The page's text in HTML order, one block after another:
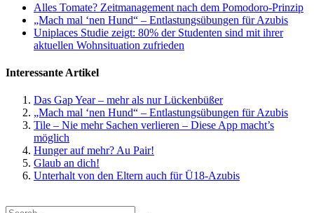
Alles Tomate? Zeitmanagement nach dem Pomodoro-Prinzip
„Mach mal ‘nen Hund“ – Entlastungsübungen für Azubis
Uniplaces Studie zeigt: 80% der Studenten sind mit ihrer
aktuellen Wohnsituation zufrieden
Interessante Artikel
Das Gap Year – mehr als nur Lückenbüßer
„Mach mal ‘nen Hund“ – Entlastungsübungen für Azubis
Tile – Nie mehr Sachen verlieren – Diese App macht’s
möglich
Hunger auf mehr? Au Pair!
Glaub an dich!
Unterhalt von den Eltern auch für Ü18-Azubis